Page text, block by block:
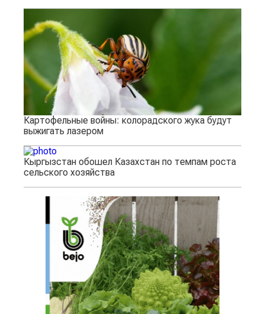
Картофельные войны: колорадского жука будут
выжигать лазером
Кыргызстан обошел Казахстан по темпам роста
сельского хозяйства